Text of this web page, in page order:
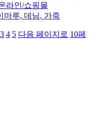
라인/쇼핑몰
마루, 데님, 가죽
3 4 5 다음 페이지로 10페